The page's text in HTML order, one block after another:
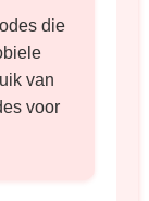
die
van
voor